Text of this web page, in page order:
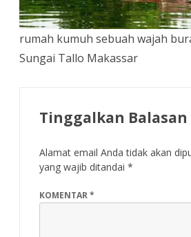
rumah kumuh sebuah wajah
Sungai Tallo Makassar
Tinggalkan Balasan
Alamat email Anda tidak akan
yang wajib ditandai *
KOMENTAR*